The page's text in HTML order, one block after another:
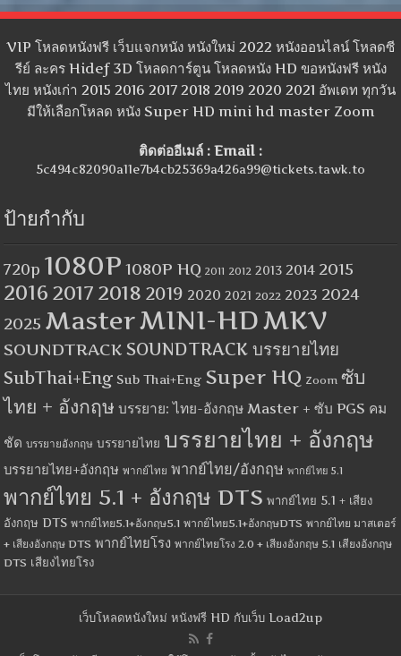
VIP โหลดหนังฟรี เว็บแจกหนัง หนังใหม่ 2022 หนังออนไลน์ โหลดซี
รีย์ ละคร Hidef 3D โหลดการ์ตูน โหลดหนัง HD ขอหนังฟรี หนัง
ไทย หนังเก่า 2015 2016 2017 2018 2019 2020 2021 อัพเดท ทุกวัน
มีให้เลือกโหลด หนัง Super HD mini hd master Zoom
ติดต่ออีเมล์ : Email :
5c494c82090a11e7b4cb25369a426a99@tickets.tawk.to
ป้ายกำกับ
720p 1080P 1080P HQ 2011 2012 2013 2014 2015
2016 2017 2018 2019 2020 2021 2022 2023 2024
2025 MasterMINI-HDMKV
SOUNDTRACK SOUNDTRACK บรรยายไทย
SubThai+Eng Sub Thai+Eng Super HQ Zoom ซับ
ไทย + อังกฤษ บรรยาย: ไทย-อังกฤษ Master + ซับ PGS คม
ชัด บรรยายอังกฤษ บรรยายไทย บรรยายไทย + อังกฤษ
บรรยายไทย+อังกฤษ พากย์ไทย พากย์ไทย/อังกฤษ พากย์ไทย 5.1
พากย์ไทย 5.1 + อังกฤษ DTS พากย์ไทย 5.1 + เสียง
อังกฤษ DTS พากย์ไทย5.1+อังกฤษ5.1 พากย์ไทย5.1+อังกฤษDTS พากย์ไทย มาสเตอร์
+ เสียงอังกฤษ DTS พากย์ไทยโรง พากย์ไทยโรง 2.0 + เสียงอังกฤษ 5.1 เสียงอังกฤษ
DTS เสียงไทยโรง
เว็บโหลดหนังใหม่ หนังฟรี HD กับเว็บ Load2up